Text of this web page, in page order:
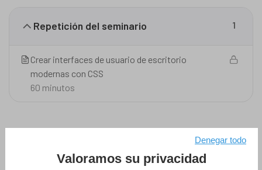
Repetición del seminario 1
Crear interfaces de usuario de escritorio
modernas con CSS
60 minutos
Valoramos su privacidad
Denegar todo